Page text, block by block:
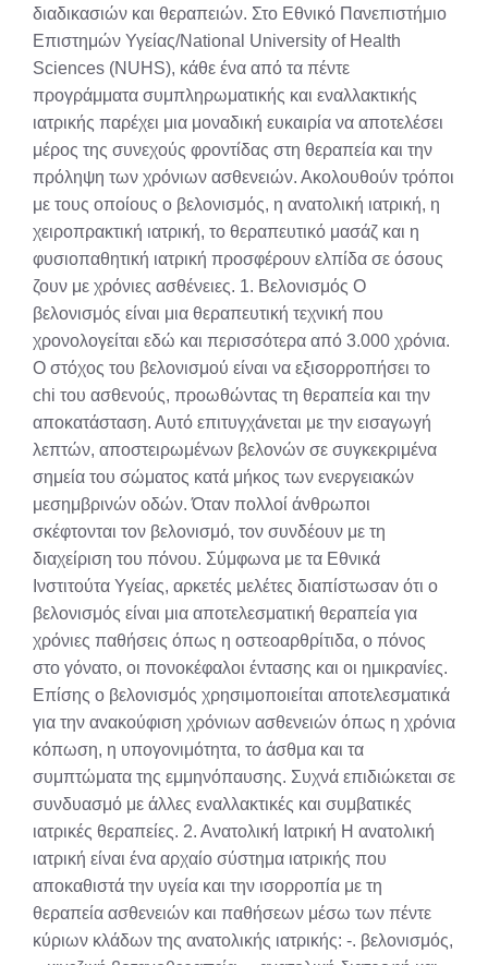
διαδικασιών και θεραπειών. Στο Εθνικό Πανεπιστήμιο
Επιστημών Υγείας/National University of Health
Sciences (NUHS), κάθε ένα από τα πέντε
προγράμματα συμπληρωματικής και εναλλακτικής
ιατρικής παρέχει μια μοναδική ευκαιρία να αποτελέσει
μέρος της συνεχούς φροντίδας στη θεραπεία και την
πρόληψη των χρόνιων ασθενειών. Ακολουθούν τρόποι
με τους οποίους ο βελονισμός, η ανατολική ιατρική, η
χειροπρακτική ιατρική, το θεραπευτικό μασάζ και η
φυσιοπαθητική ιατρική προσφέρουν ελπίδα σε όσους
ζουν με χρόνιες ασθένειες. 1. Βελονισμός Ο
βελονισμός είναι μια θεραπευτική τεχνική που
χρονολογείται εδώ και περισσότερα από 3.000 χρόνια.
Ο στόχος του βελονισμού είναι να εξισορροπήσει το
chi του ασθενούς, προωθώντας τη θεραπεία και την
αποκατάσταση. Αυτό επιτυγχάνεται με την εισαγωγή
λεπτών, αποστειρωμένων βελονών σε συγκεκριμένα
σημεία του σώματος κατά μήκος των ενεργειακών
μεσημβρινών οδών. Όταν πολλοί άνθρωποι
σκέφτονται τον βελονισμό, τον συνδέουν με τη
διαχείριση του πόνου. Σύμφωνα με τα Εθνικά
Ινστιτούτα Υγείας, αρκετές μελέτες διαπίστωσαν ότι ο
βελονισμός είναι μια αποτελεσματική θεραπεία για
χρόνιες παθήσεις όπως η οστεοαρθρίτιδα, ο πόνος
στο γόνατο, οι πονοκέφαλοι έντασης και οι ημικρανίες.
Επίσης ο βελονισμός χρησιμοποιείται αποτελεσματικά
για την ανακούφιση χρόνιων ασθενειών όπως η χρόνια
κόπωση, η υπογονιμότητα, το άσθμα και τα
συμπτώματα της εμμηνόπαυσης. Συχνά επιδιώκεται σε
συνδυασμό με άλλες εναλλακτικές και συμβατικές
ιατρικές θεραπείες. 2. Ανατολική Ιατρική Η ανατολική
ιατρική είναι ένα αρχαίο σύστημα ιατρικής που
αποκαθιστά την υγεία και την ισορροπία με τη
θεραπεία ασθενειών και παθήσεων μέσω των πέντε
κύριων κλάδων της ανατολικής ιατρικής: -. βελονισμός,